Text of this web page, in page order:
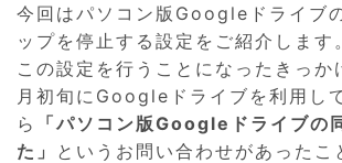
今回はパソコン版Googleドライブ
ップを停止する設定をご紹介します。
この設定を行うことになったきっ
月初旬にGoogleドライブを利用し
ら
「パソコン版Googleドライブの
た」 というお問い合わせがあったこ